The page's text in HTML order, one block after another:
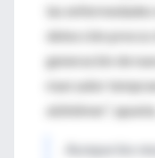
las
detección precoz
generación de
marcador
alzhéimer”, apunta.
Aunque los